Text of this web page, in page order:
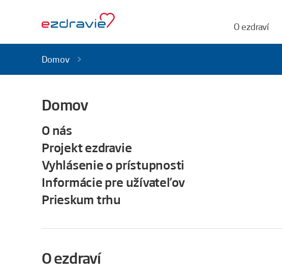
O ezdraví
Domov
Domov
O nás
Projekt ezdravie
Vyhlásenie o prístupnosti
Informácie pre užívateľov
Prieskum trhu
O ezdraví